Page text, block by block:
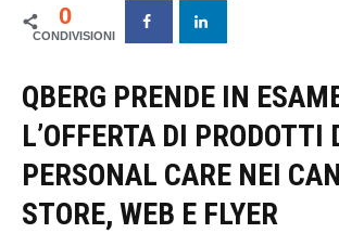
0
QBERG PRENDE IN
L’OFFERTA DI PRODOTTI
PERSONAL CARE NEI
STORE, WEB E FLYER